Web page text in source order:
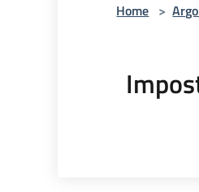
Home >